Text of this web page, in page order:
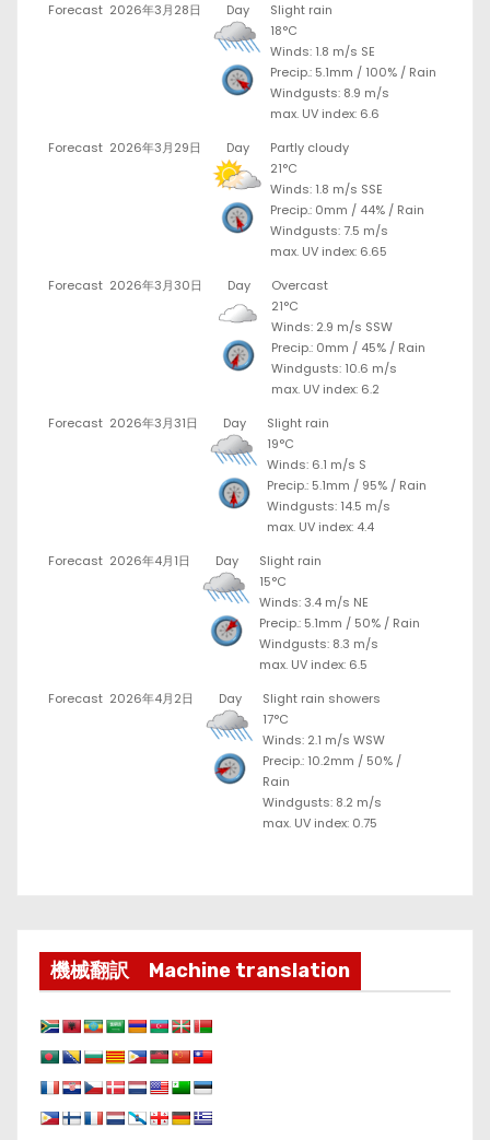
Forecast 2026年3月28日 Day
Slight rain
18°C
Winds: 1.8 m/s SE
Precip.: 5.1mm / 100% / Rain
Windgusts: 8.9 m/s
max. UV index: 6.6
Forecast 2026年3月29日 Day
Partly cloudy
21°C
Winds: 1.8 m/s SSE
Precip.: 0mm / 44% / Rain
Windgusts: 7.5 m/s
max. UV index: 6.65
Forecast 2026年3月30日 Day
Overcast
21°C
Winds: 2.9 m/s SSW
Precip.: 0mm / 45% / Rain
Windgusts: 10.6 m/s
max. UV index: 6.2
Forecast 2026年3月31日 Day
Slight rain
19°C
Winds: 6.1 m/s S
Precip.: 5.1mm / 95% / Rain
Windgusts: 14.5 m/s
max. UV index: 4.4
Forecast 2026年4月1日 Day
Slight rain
15°C
Winds: 3.4 m/s NE
Precip.: 5.1mm / 50% / Rain
Windgusts: 8.3 m/s
max. UV index: 6.5
Forecast 2026年4月2日 Day
Slight rain showers
17°C
Winds: 2.1 m/s WSW
Precip.: 10.2mm / 50% /
Rain
Windgusts: 8.2 m/s
max. UV index: 0.75
機械翻訳 Machine translation